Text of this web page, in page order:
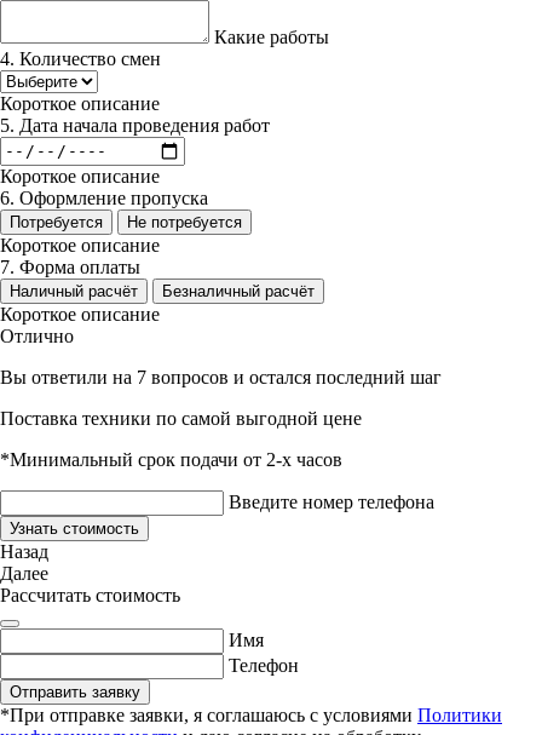
Какие работы
4. Количество смен
Короткое описание
5. Дата начала проведения работ
Короткое описание
6. Оформление пропуска
Потребуется Не потребуется
Короткое описание
7. Форма оплаты
Наличный расчёт Безналичный расчёт
Короткое описание
Отлично
Вы ответили на 7 вопросов и остался последний шаг
Поставка техники по самой выгодной цене
*Минимальный срок подачи от 2-х часов
Введите номер телефона
Узнать стоимость
Назад
Далее
Рассчитать стоимость
Имя
Телефон
Отправить заявку
*При отправке заявки, я соглашаюсь с условиями Политики